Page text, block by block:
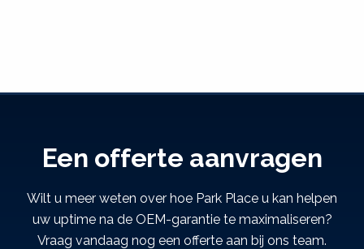
Een offerte aanvragen
Wilt u meer weten over hoe Park Place u kan helpen
uw uptime na de OEM-garantie te maximaliseren?
Vraag vandaag nog een offerte aan bij ons team.